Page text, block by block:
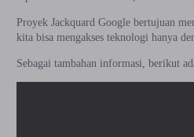
Proyek Jackquard Google bertujuan
kita bisa mengakses teknologi hanya
Sebagai tambahan informasi, berikut